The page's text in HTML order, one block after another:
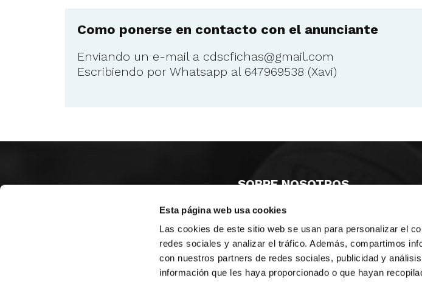
Esta página web usa cookies
Las cookies de este sitio web se usan para personalizar el
redes sociales y analizar el tráfico. Además, compartimos
con nuestros partners de redes sociales, publicidad y
información que les haya proporcionado o que hayan
Como ponerse en contacto con el anunciante
Enviando un e-mail a cdscfichas@gmail.com
Escribiendo por Whatsapp al 647969538 (Xavi)
SOBRE NOSOTROS
CASTELLON
VALENCIA
MONESTIR DE POBLET 14 1ª 3º
ALICANTE
CIUDAD DE MATANZAS 12
fbcv@fbcv.es